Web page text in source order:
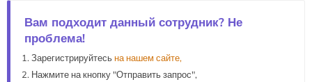
Вам подходит данный сотрудник? Не
проблема!
Зарегистрируйтесьна нашем сайте,
Нажмите на кнопку "Отправить запрос",